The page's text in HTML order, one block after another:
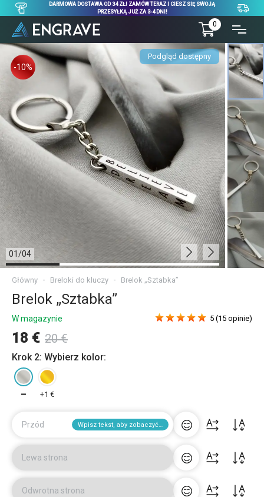
DARMOWA DOSTAWA OD 34 ZŁ! ZAMÓW TERAZ I CIESZ SIĘ SWOJĄ
PRZESYŁKĄ JUŻ ZA 3-4 DNI!
0
Podgląd dostępny
-10%
01/04
Główny Breloki do kluczy Brelok „Sztabka”
Brelok „Sztabka”
W magazynie
18 € 20 €
5 (15 opinie)
Krok 2: Wybierz kolor:
━ +1 €
Przód Wpisz tekst, aby zobaczyć podgląd
Lewa strona
Odwrotna strona